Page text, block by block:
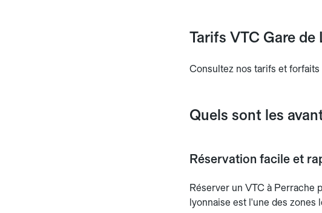
Tarifs VTC Gare
Consultez nos tarifs et
Quels sont les
Réservation facile et
Réserver un VTC à Perrache
lyonnaise est l'une des